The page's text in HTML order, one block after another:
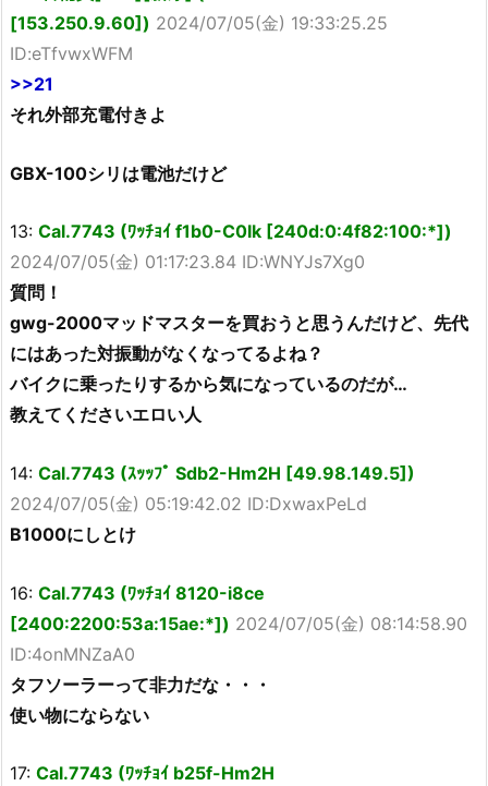
[153.250.9.60]) 2024/07/05(金) 19:33:25.25
ID:eTfvwxWFM
>>21
それ外部充電付きよ
GBX-100シリは電池だけど
13: Cal.7743 (ﾜｯﾁｮｲ f1b0-C0Ik [240d:0:4f82:100:*])
2024/07/05(金) 01:17:23.84 ID:WNYJs7Xg0
質問！
gwg-2000マッドマスターを買おうと思うんだけど、先代
にはあった対振動がなくなってるよね？
バイクに乗ったりするから気になっているのだが…
教えてくださいエロい人
14: Cal.7743 (ｽｯｯﾌﾟ Sdb2-Hm2H [49.98.149.5])
2024/07/05(金) 05:19:42.02 ID:DxwaxPeLd
B1000にしとけ
16: Cal.7743 (ﾜｯﾁｮｲ 8120-i8ce
[2400:2200:53a:15ae:*]) 2024/07/05(金) 08:14:58.90
ID:4onMNZaA0
タフソーラーって非力だな・・・
使い物にならない
17: Cal.7743 (ﾜｯﾁｮｲ b25f-Hm2H